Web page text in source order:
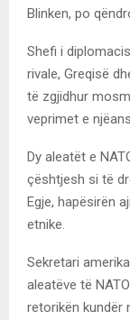
Blinken, po
Shefi i
rivale, Greqisë
të zgjidhur
veprimet e
Dy aleatët e
çështjesh si të
Egje, hapësirën
etnike.
Sekretari
aleatëve të
retorikën kundër